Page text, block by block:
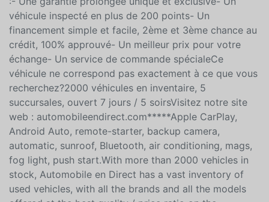
les modèles offerts au meilleur rapport qualité/prix sur
le marché.Pourquoi acheter chez Automobile En Direct
:- Une garantie prolongée unique et exclusive- Un
véhicule inspecté en plus de 200 points- Un
financement simple et facile, 2ème et 3ème chance au
crédit, 100% approuvé- Un meilleur prix pour votre
échange- Un service de commande spécialeCe
véhicule ne correspond pas exactement à ce que vous
recherchez?2000 véhicules en inventaire, 5
succursales, ouvert 7 jours / 5 soirsVisitez notre site
web : automobileendirect.com*****Apple CarPlay,
Android Auto, remote-starter, backup camera,
automatic, sunroof, Bluetooth, air conditioning, mags,
fog light, push start.With more than 2000 vehicles in